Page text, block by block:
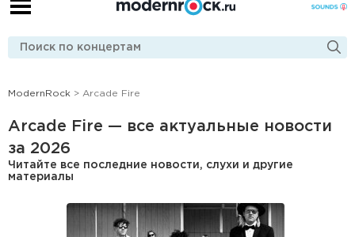
ModernRock > Arcade Fire
Arcade Fire — все актуальные новости
за 2026
Читайте все последние новости, слухи и другие
материалы